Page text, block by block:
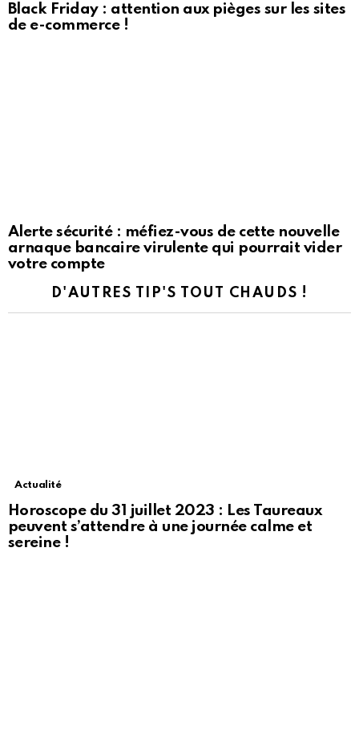
Black Friday : attention aux pièges sur les sites
de e-commerce !
Alerte sécurité : méfiez-vous de cette nouvelle
arnaque bancaire virulente qui pourrait vider
votre compte
D'AUTRES TIP'S TOUT CHAUDS !
Actualité
Horoscope du 31 juillet 2023 : Les Taureaux
peuvent s’attendre à une journée calme et
sereine !